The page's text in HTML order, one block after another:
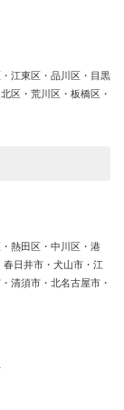
江東区・品川区・目黒
区・荒川区・板橋区・
熱田区・中川区・港
春日井市・犬山市・江
清須市・北名古屋市・